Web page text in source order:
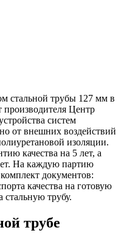
стальной трубы 127 мм в
Центр
систем
от внешних воздействий
изоляции.
качества на 5 лет, а
На каждую партию
документов:
качества на готовую
трубу.
трубе